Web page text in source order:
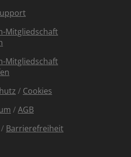
Mitgliedschaft
Mitgliedschaft
/ Cookies
/AGB
/ Barrierefreiheit